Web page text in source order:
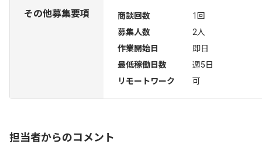
その他募集要項 商談回数
1回
募集人数
2人
作業開始日
即日
最低稼働日数
週5日
リモートワーク
可
担当者からのコメント